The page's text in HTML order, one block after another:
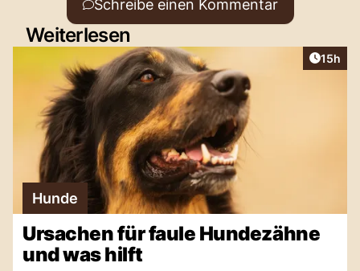
Schreibe einen Kommentar
Weiterlesen
Artikel
15h
Hunde
Ursachen für faule Hundezähne
und was hilft